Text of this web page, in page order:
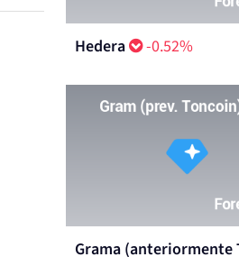
Hedera -0.52%
Grama (anteriormente